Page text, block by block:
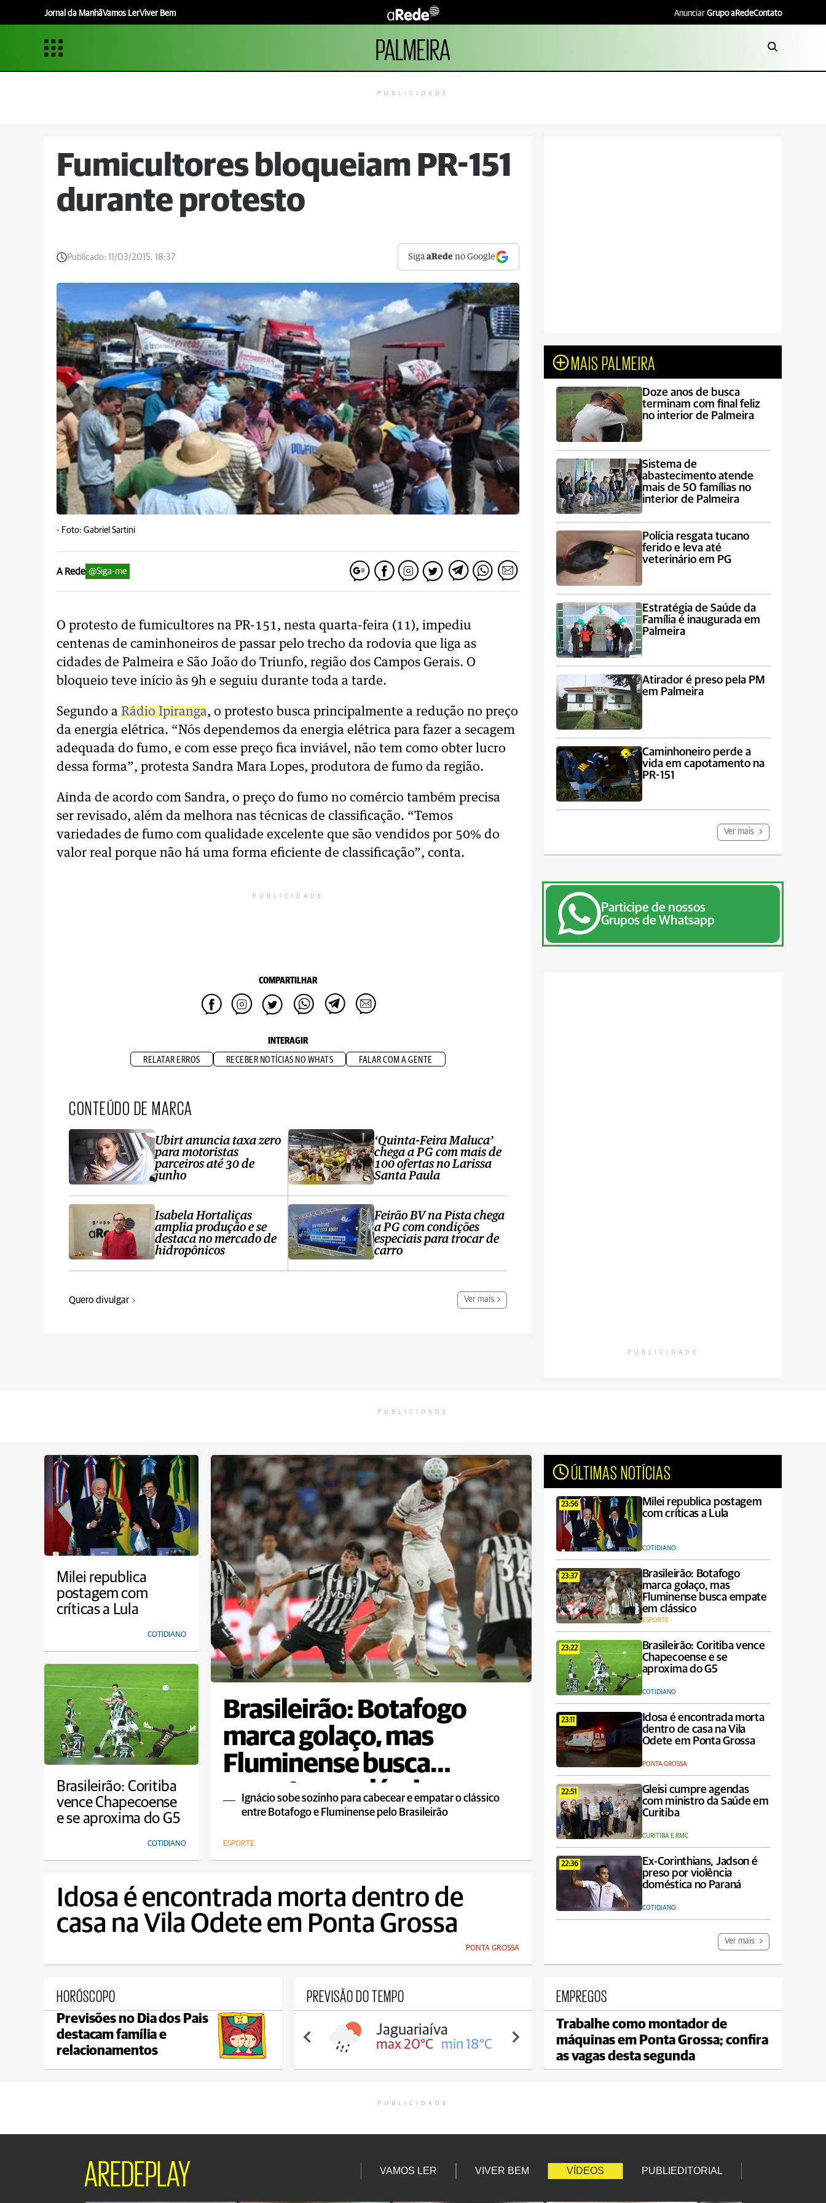
Jornal da ManhãVamos LerViver Bem Anunciar Grupo aRedeContato
PALMEIRA
PUBLICIDADE
Fumicultores bloqueiam PR-151
durante protesto
Publicado: 11/03/2015, 18:37 SigaaRede no Google
- Foto: Gabriel Sartini
A Rede @Siga-me
O protesto de fumicultores na PR-151, nesta quarta-feira (11), impediu
centenas de caminhoneiros de passar pelo trecho da rodovia que liga as
cidades de Palmeira e São João do Triunfo, região dos Campos Gerais. O
bloqueio teve início às 9h e seguiu durante toda a tarde.
Segundo a Rádio Ipiranga, o protesto busca principalmente a redução no preço
da energia elétrica. “Nós dependemos da energia elétrica para fazer a secagem
adequada do fumo, e com esse preço fica inviável, não tem como obter lucro
dessa forma”, protesta Sandra Mara Lopes, produtora de fumo da região.
Ainda de acordo com Sandra, o preço do fumo no comércio também precisa
ser revisado, além da melhora nas técnicas de classificação. “Temos
variedades de fumo com qualidade excelente que são vendidos por 50% do
valor real porque não há uma forma eficiente de classificação”, conta.
PUBLICIDADE
COMPARTILHAR
INTERAGIR
RELATAR ERROS RECEBER NOTÍCIAS NO WHATS FALAR COM A GENTE
CONTEÚDO DE MARCA
Ubirt anuncia taxa zero
para motoristas
parceiros até 30 de
junho
Isabela Hortaliças
amplia produção e se
destaca no mercado de
hidropônicos
‘Quinta-Feira Maluca’
chega a PG com mais de
100 ofertas no Larissa
Santa Paula
Feirão BV na Pista chega
a PG com condições
especiais para trocar de
carro
Quero divulgar Ver mais
MAIS PALMEIRA
Doze anos de busca
terminam com final feliz
no interior de Palmeira
Sistema de
abastecimento atende
mais de 50 famílias no
interior de Palmeira
Polícia resgata tucano
ferido e leva até
veterinário em PG
Estratégia de Saúde da
Família é inaugurada em
Palmeira
Atirador é preso pela PM
em Palmeira
Caminhoneiro perde a
vida em capotamento na
PR-151
Ver mais
Participe de nossos
Grupos de Whatsapp
PUBLICIDADE
PUBLICIDADE
Milei republica
postagem com
críticas a Lula
COTIDIANO
Brasileirão: Botafogo
marca golaço, mas
Fluminense busca
empate em clássico
Ignácio sobe sozinho para cabecear e empatar o clássico
entre Botafogo e Fluminense pelo Brasileirão
ESPORTE
ÚLTIMAS NOTÍCIAS
23:56
Milei republica postagem
com críticas a Lula
COTIDIANO
23:37
Brasileirão: Botafogo
marca golaço, mas
Fluminense busca empate
em clássico
ESPORTE
23:22
Brasileirão: Coritiba vence
Chapecoense e se
aproxima do G5
COTIDIANO
23:11
Idosa é encontrada morta
dentro de casa na Vila
Odete em Ponta Grossa
PONTA GROSSA
22:51
Gleisi cumpre agendas
com ministro da Saúde em
Curitiba
CURITIBA E RMC
22:36
Ex-Corinthians, Jadson é
preso por violência
doméstica no Paraná
COTIDIANO
Ver mais
Brasileirão: Coritiba
vence Chapecoense
e se aproxima do G5
COTIDIANO
Idosa é encontrada morta dentro de
casa na Vila Odete em Ponta Grossa
PONTA GROSSA
HORÓSCOPO
Previsões no Dia dos Pais
destacam família e
relacionamentos
PREVISÃO DO TEMPO
Jaguariaíva
max 20°C min 18°C
Tibagi
max 22°C min 19°C
Telêmaco Borba
max 22°C min 19°C
EMPREGOS
Trabalhe como montador de
máquinas em Ponta Grossa; confira
as vagas desta segunda
PUBLICIDADE
AREDEPLAY VAMOS LER VIVER BEM VÍDEOS PUBLIEDITORIAL